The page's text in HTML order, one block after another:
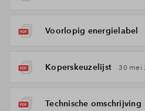
Voorlopig energielabel
Koperskeuzelijst 30 mei
Technische omschrijving